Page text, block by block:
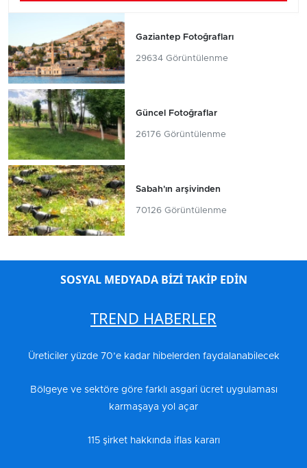
Gaziantep Fotoğrafları
29634 Görüntülenme
Güncel Fotoğraflar
26176 Görüntülenme
Sabah'ın arşivinden
70126 Görüntülenme
SOSYAL MEDYADA BİZİ TAKİP EDİN
TREND HABERLER
Üreticiler yüzde 70’e kadar hibelerden faydalanabilecek
Bölgeye ve sektöre göre farklı asgari ücret uygulaması
karmaşaya yol açar
115 şirket hakkında iflas kararı